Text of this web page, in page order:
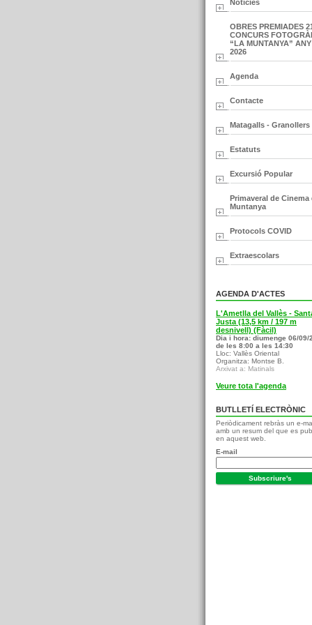
Notícies
OBRES PREMIADES
CONCURS
“LA MUNTANYA” ANY
2026
Agenda
Contacte
Matagalls - Granollers
Estatuts
Excursió Popular
Primaveral de Cinema
Muntanya
Protocols COVID
Extraescolars
AGENDA D'ACTES
L'Ametlla del Vallès -
Justa (13,5 km / 197 m
desnivell) (Fàcil)
Dia i hora: diumenge 06/09/
de les 8:00 a les 14:30
Lloc: Vallès Oriental
Organitza: Montse B.
Arxivat a: Matinals
Veure tota l'agenda
BUTLLETÍ ELECTRÒNIC
Periòdicament rebràs un e-
amb un resum del que es
en aquest web.
E-mail